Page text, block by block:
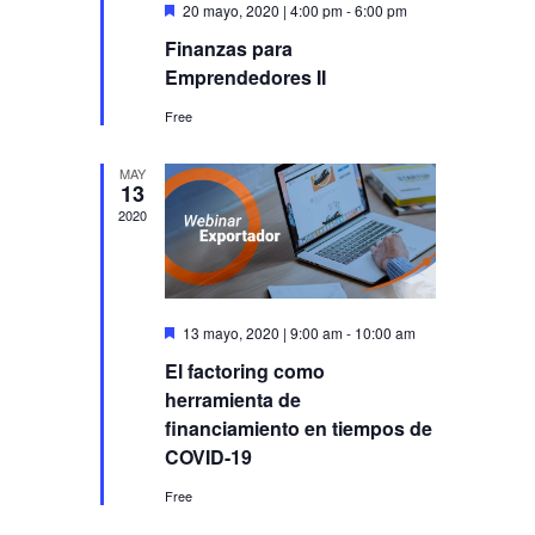
20 mayo, 2020 | 4:00 pm-6:00 pm
Finanzas para
Emprendedores II
Free
MAY
13
2020
Destacado
13 mayo, 2020 | 9:00 am- 10:00 am
El factoring como
herramienta de
financiamiento en tiempos de
COVID-19
Free